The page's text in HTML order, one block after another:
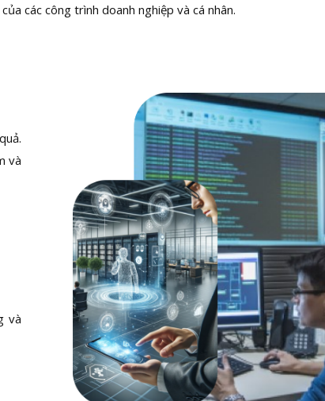
các công trình doanh nghiệp và cá nhân.
và
và